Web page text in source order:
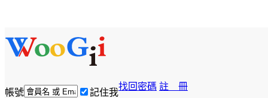
帳號 記住我
找回密碼 註 冊